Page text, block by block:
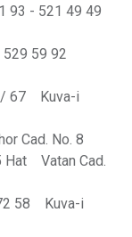
93 - 521 49 49
529 59 92
/ 67 Kuva-i
Cad. No. 8
Vatan Cad.
58 Kuva-i